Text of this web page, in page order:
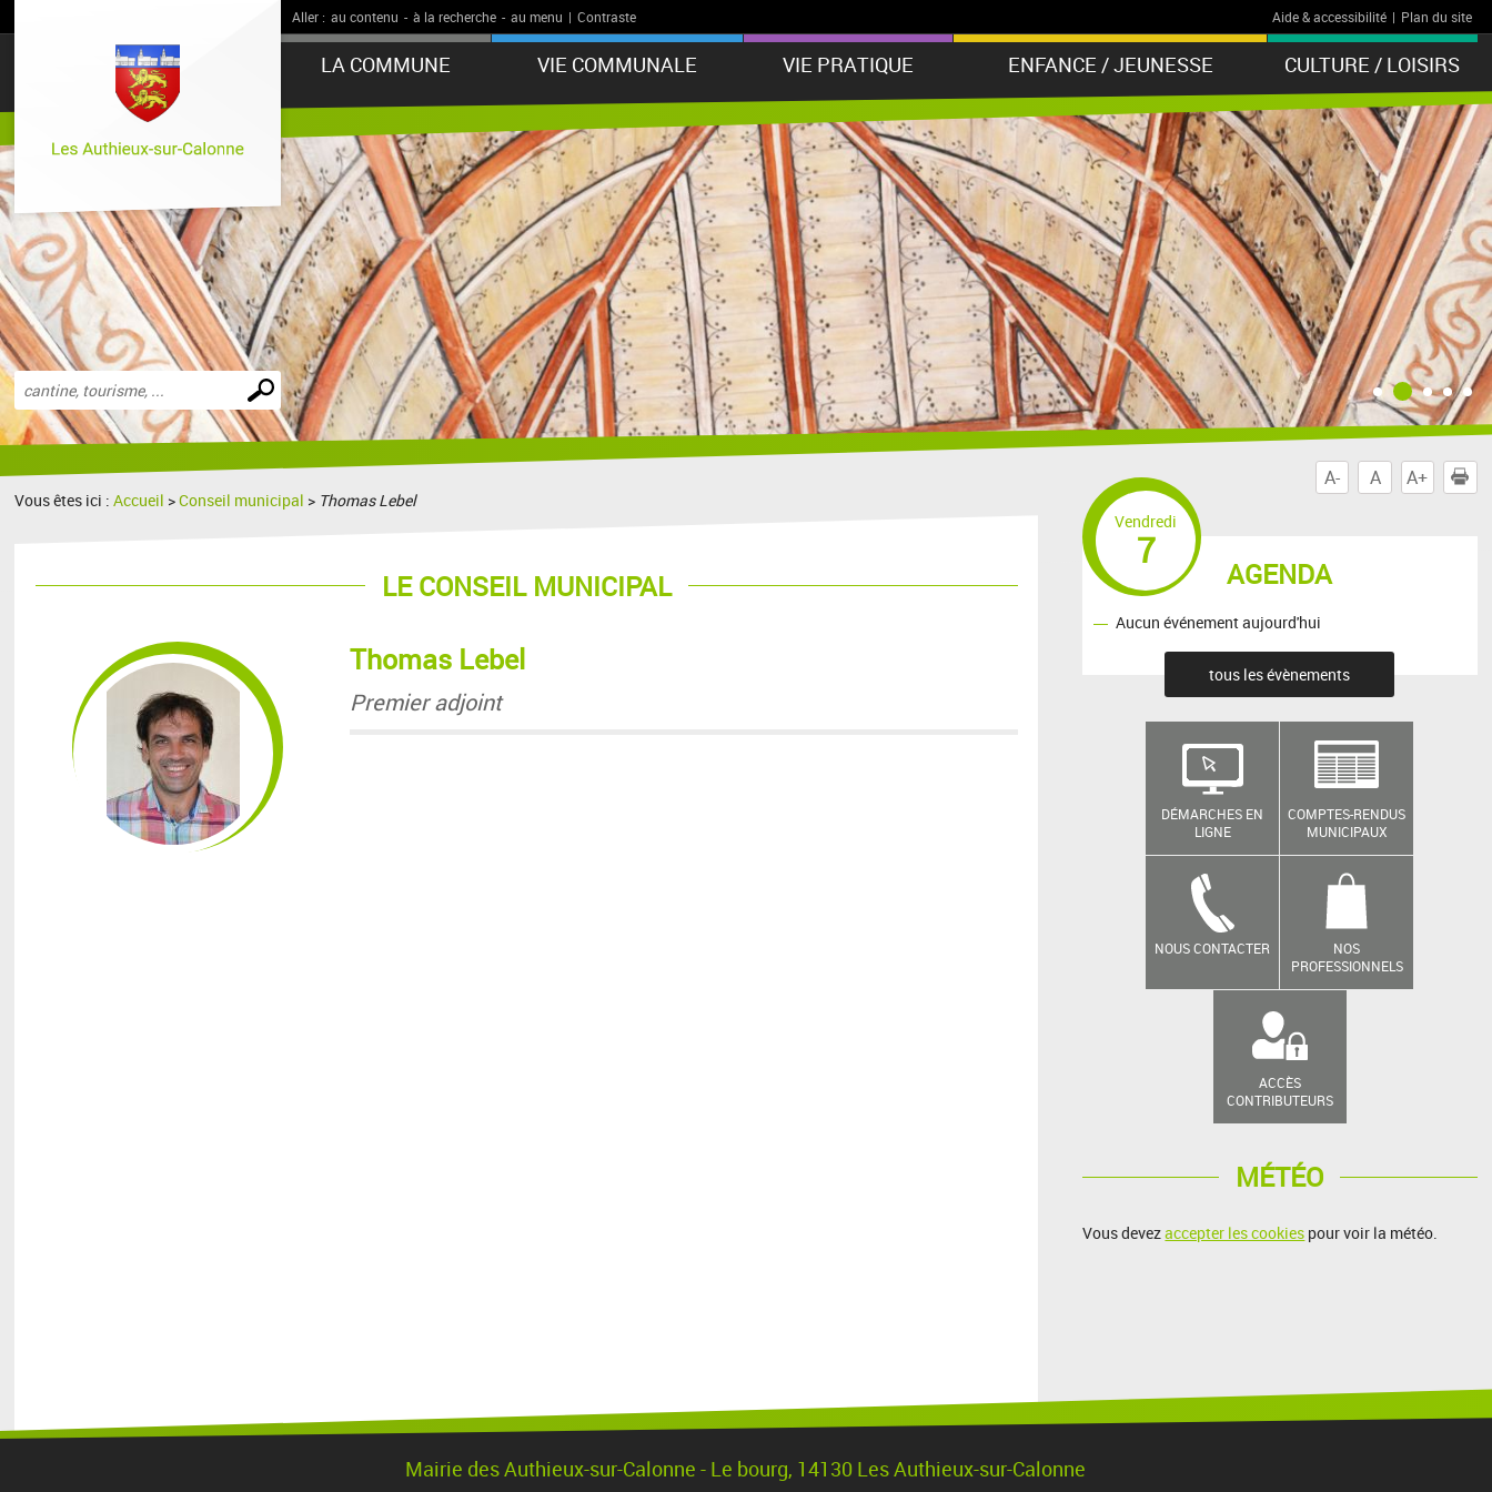
Aller : au contenu - à la recherche - au menu | Contraste Aide & accessibilité | Plan du site
LA COMMUNE VIE COMMUNALE VIE PRATIQUE ENFANCE / JEUNESSE CULTURE / LOISIRS
Effectuer
une
recherche
A- A A+
Vous êtes ici :Accueil >Conseil municipal > Thomas Lebel
LE CONSEIL MUNICIPAL
Thomas Lebel
Premier adjoint
AGENDA
Vendredi
7
Aucun événement aujourd'hui
tous les évènements
DÉMARCHES EN
LIGNE
COMPTES-RENDUS
MUNICIPAUX
NOUS CONTACTER
NOS
PROFESSIONNELS
ACCÈS
CONTRIBUTEURS
MÉTÉO
Vous devezaccepter les cookies pour voir la météo.
Mairie des Authieux-sur-Calonne - Le bourg, 14130 Les Authieux-sur-Calonne